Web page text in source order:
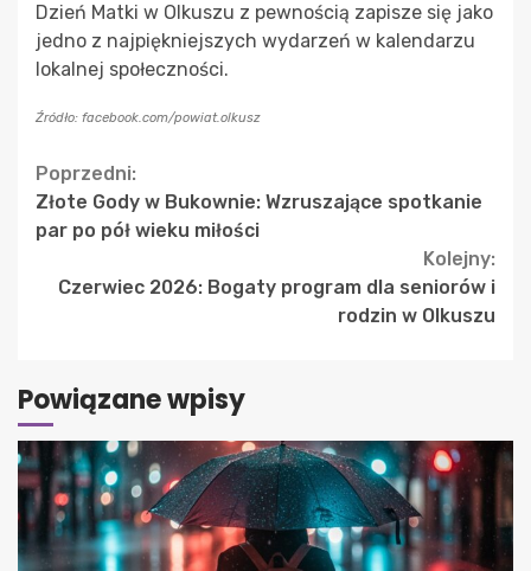
Dzień Matki w Olkuszu z pewnością zapisze się jako
jedno z najpiękniejszych wydarzeń w kalendarzu
lokalnej społeczności.
Źródło: facebook.com/powiat.olkusz
Continue
Reading
Poprzedni:
Złote Gody w Bukownie: Wzruszające spotkanie
par po pół wieku miłości
Kolejny:
Czerwiec 2026: Bogaty program dla seniorów i
rodzin w Olkuszu
Powiązane wpisy